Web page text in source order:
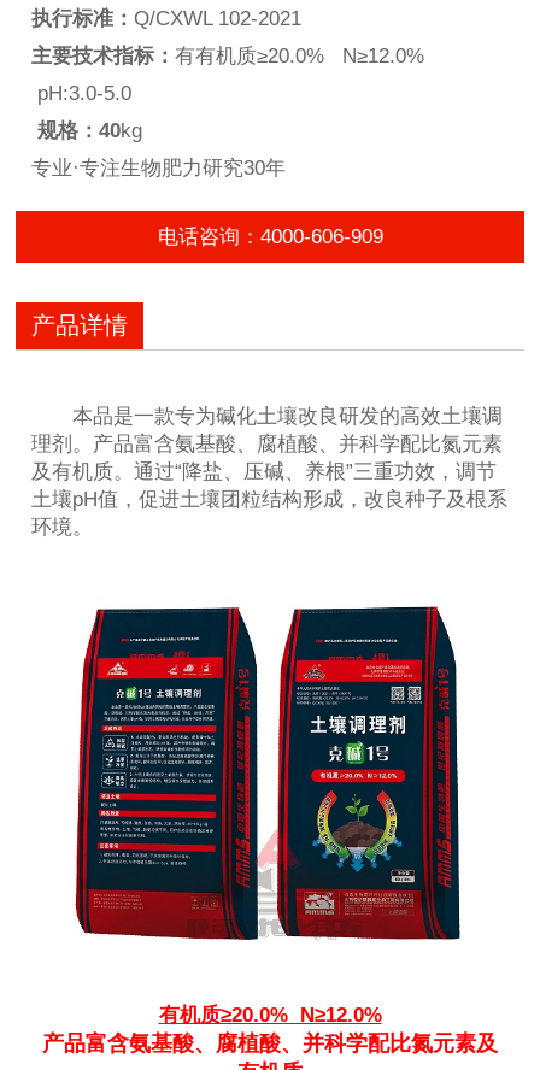
执行标准：Q/CXWL 102-2021
主要技术指标：有有机质≥20.0% N≥12.0%
pH:3.0-5.0
规格：40kg
专业·专注生物肥力研究30年
电话咨询：4000-606-909
产品详情
本品是一款专为碱化土壤改良研发的高效土壤调
理剂。产品富含氨基酸、腐植酸、并科学配比氮元素
及有机质。通过“降盐、压碱、养根”三重功效，调节
土壤pH值，促进土壤团粒结构形成，改良种子及根系
环境。
有机质≥20.0% N≥12.0%
产品富含氨基酸、腐植酸、并科学配比氮元素及